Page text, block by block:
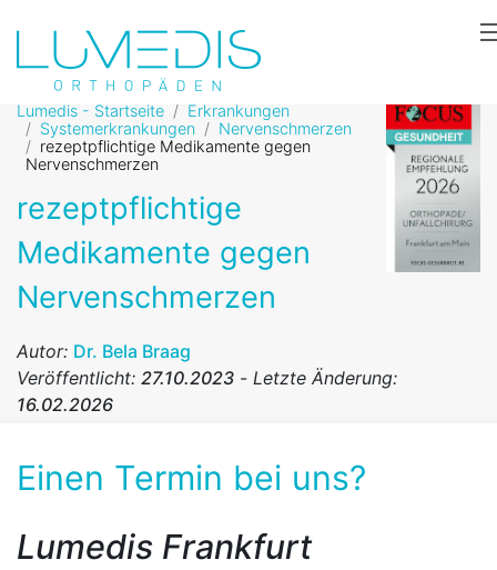
Lumedis - Startseite
Erkrankungen
Systemerkrankungen
Nervenschmerzen
rezeptpflichtige Medikamente gegen
Nervenschmerzen
rezeptpflichtige
Medikamente gegen
Nervenschmerzen
Autor: Dr. Bela Braag
Veröffentlicht: 27.10.2023 - Letzte Änderung:
16.02.2026
Einen Termin bei uns?
Lumedis Frankfurt